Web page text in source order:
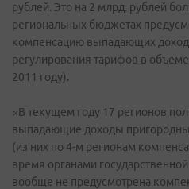
рублей. Это на 2 млрд. рублей
региональных бюджетах
компенсацию выпадающих
регулирования тарифов в
2011 году).
«В текущем году 17 регионов
выпадающие доходы
(из них по 4-м регионам
время органами
вообще не предусмотрена